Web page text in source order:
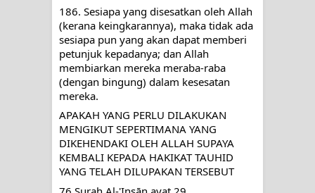
186. Sesiapa yang disesatkan oleh Allah
(kerana keingkarannya), maka tidak ada
sesiapa pun yang akan dapat memberi
petunjuk kepadanya; dan Allah
membiarkan mereka meraba-raba
(dengan bingung) dalam kesesatan
mereka.
APAKAH YANG PERLU DILAKUKAN
MENGIKUT SEPERTIMANA YANG
DIKEHENDAKI OLEH ALLAH SUPAYA
KEMBALI KEPADA HAKIKAT TAUHID
YANG TELAH DILUPAKAN TERSEBUT